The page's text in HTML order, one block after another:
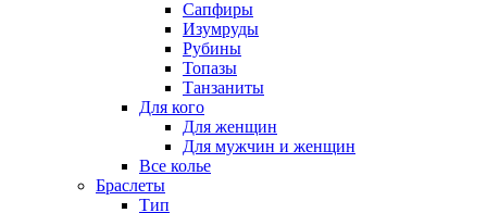
Сапфиры
Изумруды
Рубины
Топазы
Танзаниты
Для кого
Для женщин
Для мужчин и женщин
Все колье
Браслеты
Тип